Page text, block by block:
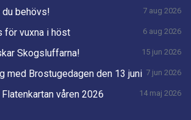
behövs! 7 aug 2026
för vuxna i höst 6 aug 2026
Skogsluffarna! 15 jun 2026
med Brostugedagen den 13 juni 7 jun 2026
våren 2026 14 maj 2026